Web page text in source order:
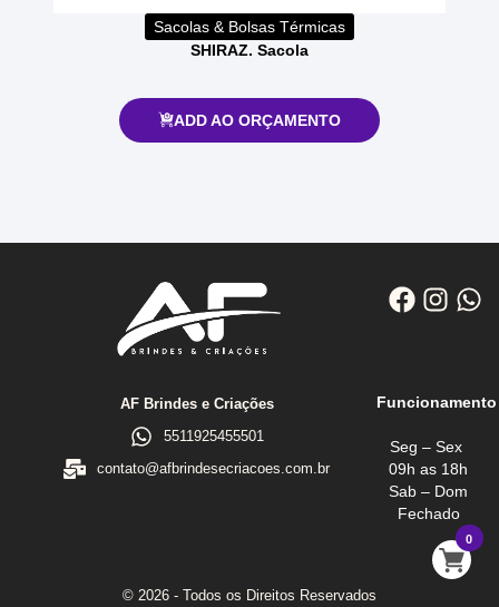
Sacolas & Bolsas Térmicas
SHIRAZ. Sacola
ADD AO ORÇAMENTO
AF Brindes e Criações
5511925455501
contato@afbrindesecriacoes.com.br
Funcionamento
Seg – Sex
09h as 18h
Sab – Dom
Fechado
0
© 2026 - Todos os Direitos Reservados